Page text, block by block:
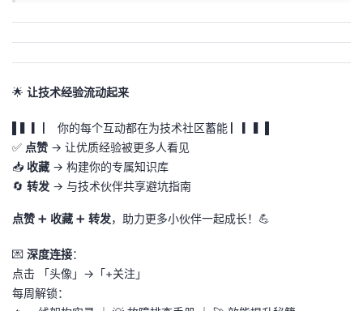
🌟 让技术经验流动起来
▌▍▎▏ 你的每个互动都在为技术社区蓄能 ▏▎▍▌
✅ 点赞 → 让优质经验被更多人看见
📥 收藏 → 构建你的专属知识库
🔄 转发 → 与技术伙伴共享避坑指南
点赞 ➕ 收藏 ➕ 转发，助力更多小伙伴一起成长！💪
💌 深度连接：
点击 「头像」→「+关注」
每周解锁：